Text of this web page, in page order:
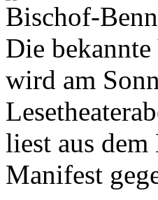
Bischof-
Die
wird am
liest aus
Manifest